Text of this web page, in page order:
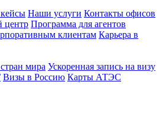
Наши услуги Контакты офисов
центр Программа для агентов
клиентам Карьера в
мира Ускоренная запись на визу
Визы в Россию Карты АТЭС